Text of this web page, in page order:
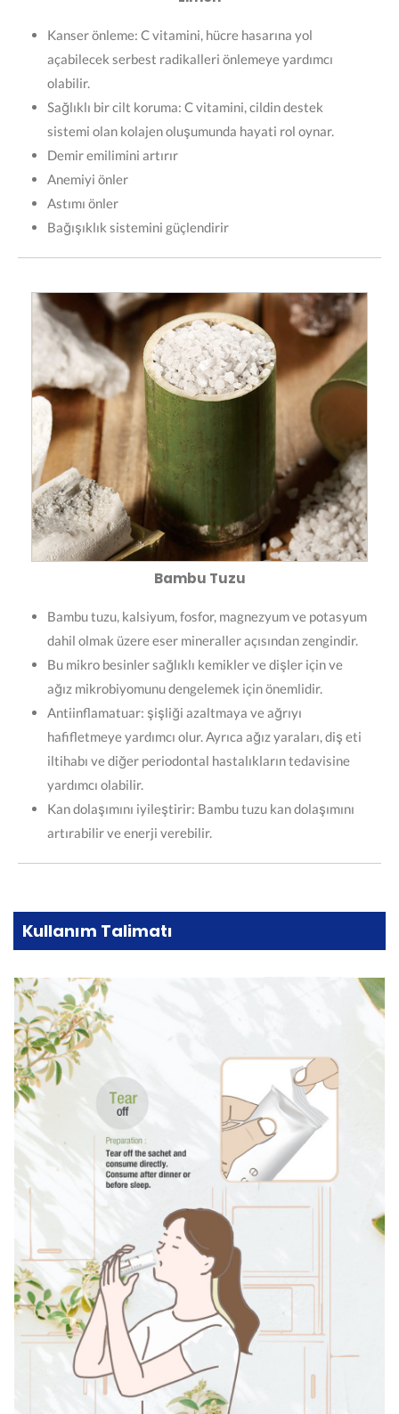
Kanser önleme: C vitamini, hücre hasarına yol
açabilecek serbest radikalleri önlemeye yardımcı
olabilir.
Sağlıklı bir cilt koruma: C vitamini, cildin destek
sistemi olan kolajen oluşumunda hayati rol oynar.
Demir emilimini artırır
Anemiyi önler
Astımı önler
Bağışıklık sistemini güçlendirir
Bambu Tuzu
Bambu tuzu, kalsiyum, fosfor, magnezyum ve potasyum
dahil olmak üzere eser mineraller açısından zengindir.
Bu mikro besinler sağlıklı kemikler ve dişler için ve
ağız mikrobiyomunu dengelemek için önemlidir.
Antiinflamatuar: şişliği azaltmaya ve ağrıyı
hafifletmeye yardımcı olur. Ayrıca ağız yaraları, diş eti
iltihabı ve diğer periodontal hastalıkların tedavisine
yardımcı olabilir.
Kan dolaşımını iyileştirir: Bambu tuzu kan dolaşımını
artırabilir ve enerji verebilir.
Kullanım Talimatı